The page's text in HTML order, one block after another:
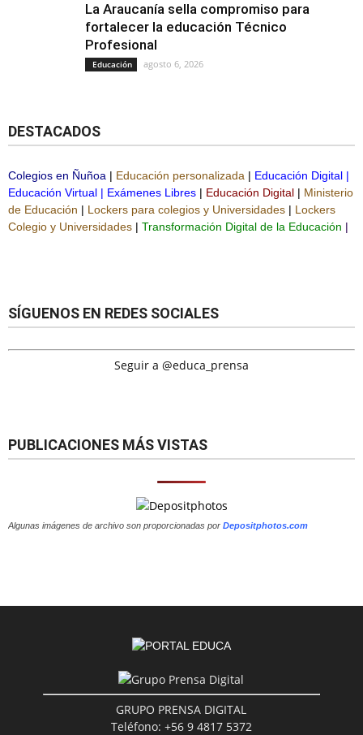
La Araucanía sella compromiso para
fortalecer la educación Técnico
Profesional
Educación agosto 6, 2026
DESTACADOS
Colegios en Ñuñoa | Educación personalizada | Educación Digital |
Educación Virtual | Exámenes Libres | Educación Digital | Ministerio
de Educación | Lockers para colegios y Universidades | Lockers
Colegio y Universidades | Transformación Digital de la Educación |
SÍGUENOS EN REDES SOCIALES
Seguir a @educa_prensa
PUBLICACIONES MÁS VISTAS
Algunas imágenes de archivo son proporcionadas por Depositphotos.com
GRUPO PRENSA DIGITAL
Teléfono: +56 9 4817 5372